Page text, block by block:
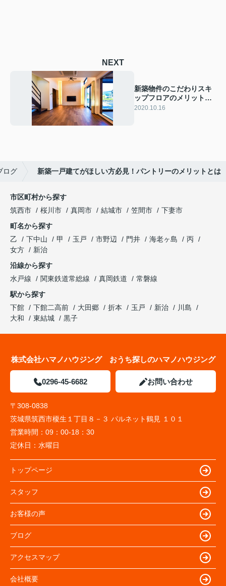
NEXT
新築物件のこだわりスキ
ップフロアのメリットと
デメリットとは？
2020.10.16
ログ 新築一戸建てがほしい方必見！パントリーのメリットとは
市区町村から探す
筑西市
桜川市 真岡市 結城市 笠間市
下妻市
町名から探す
乙
下中山 甲 玉戸 市野辺 門井 海老ヶ島
丙
女方
新治
沿線から探す
水戸線
関東鉄道常総線 真岡鉄道
常磐線
駅から探す
下館
下館二高前 大田郷 折本 玉戸 新治
川島
大和
東結城 黒子
株式会社ハマノハウジング おうち探しのハマノハウジング
0296-45-6682 お問い合わせ
〒308-0838
茨城県筑西市榎生１丁目８－３ パルネット鶴見 １０１
営業時間： 09：00-18：30
定休日： 水曜日
トップページ
スタッフ
お客様の声
ブログ
アクセスマップ
会社概要